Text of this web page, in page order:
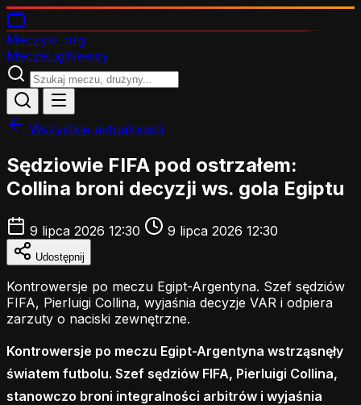
Meczyki .org
MeczeLigiNewsy
Wszystkie aktualności
Sędziowie FIFA pod ostrzałem:
Collina broni decyzji ws. gola Egiptu
9 lipca 2026 12:30 9 lipca 2026 12:30
Udostępnij
Kontrowersje po meczu Egipt-Argentyna. Szef sędziów
FIFA, Pierluigi Collina, wyjaśnia decyzje VAR i odpiera
zarzuty o naciski zewnętrzne.
Kontrowersje po meczu Egipt-Argentyna wstrząsnęły
światem futbolu. Szef sędziów FIFA, Pierluigi Collina,
stanowczo broni integralności arbitrów i wyjaśnia